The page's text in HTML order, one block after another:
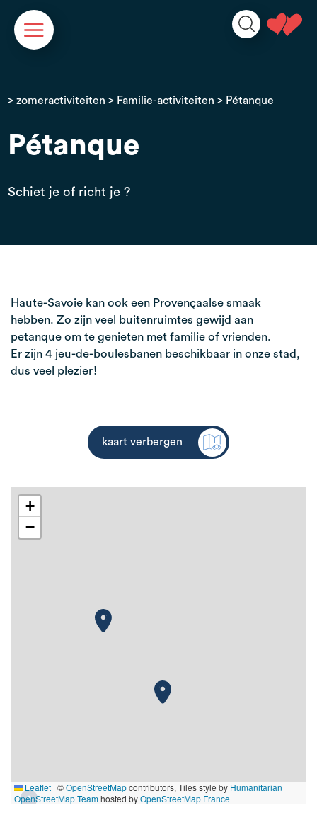
>zomeractiviteiten > Familie-activiteiten > Pétanque
Pétanque
Schiet je of richt je ?
Haute-Savoie kan ook een Provençaalse smaak
hebben. Zo zijn veel buitenruimtes gewijd aan
petanque om te genieten met familie of vrienden.
Er zijn 4 jeu-de-boulesbanen beschikbaar in onze stad,
dus veel plezier!
kaart verbergen
+
−
Leaflet | ©OpenStreetMapcontributors, Tiles style by Humanitarian
OpenStreetMap Teamhosted byOpenStreetMap France
Cookies beheer paneel